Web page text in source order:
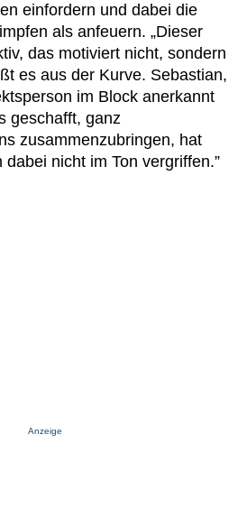
einfordern und dabei die
als anfeuern. „Dieser
das motiviert nicht, sondern
es aus der Kurve. Sebastian,
im Block anerkannt
geschafft, ganz
zusammenzubringen, hat
nicht im Ton vergriffen.”
Anzeige